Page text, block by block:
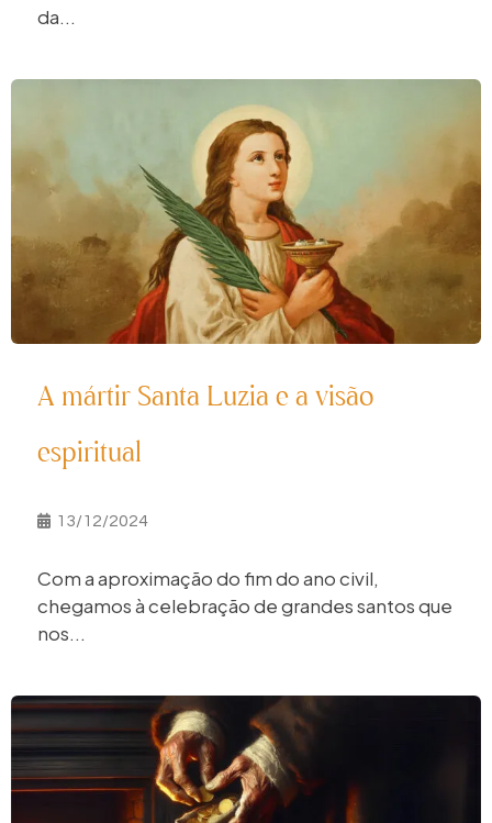
da...
A mártir Santa Luzia e a visão
espiritual
13/12/2024
Com a aproximação do fim do ano civil,
chegamos à celebração de grandes santos que
nos...